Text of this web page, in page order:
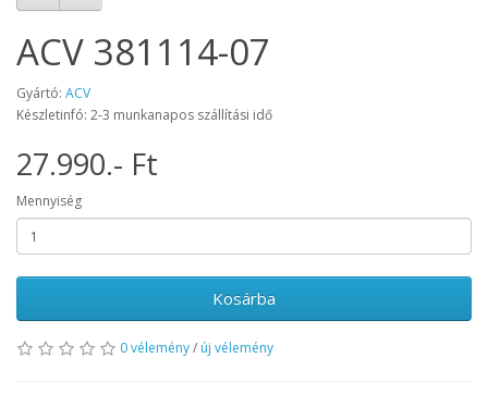
ACV 381114-07
Gyártó: ACV
Készletinfó: 2-3 munkanapos szállítási idő
27.990.- Ft
Mennyiség
Kosárba
0 vélemény/ új vélemény